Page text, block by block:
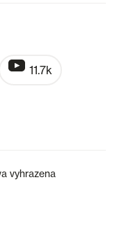
11.7k
vyhrazena